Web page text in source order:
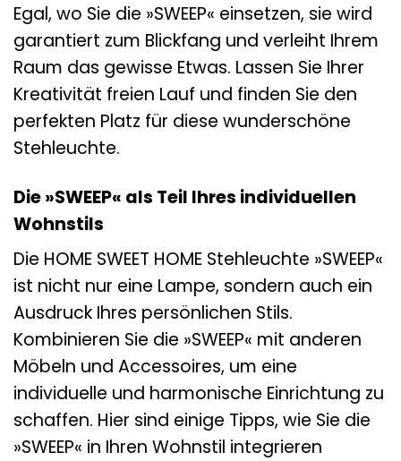
Egal, wo Sie die »SWEEP« einsetzen, sie wird
garantiert zum Blickfang und verleiht Ihrem
Raum das gewisse Etwas. Lassen Sie Ihrer
Kreativität freien Lauf und finden Sie den
perfekten Platz für diese wunderschöne
Stehleuchte.
Die »SWEEP« als Teil Ihres individuellen
Wohnstils
Die HOME SWEET HOME Stehleuchte »SWEEP«
ist nicht nur eine Lampe, sondern auch ein
Ausdruck Ihres persönlichen Stils.
Kombinieren Sie die »SWEEP« mit anderen
Möbeln und Accessoires, um eine
individuelle und harmonische Einrichtung zu
schaffen. Hier sind einige Tipps, wie Sie die
»SWEEP« in Ihren Wohnstil integrieren